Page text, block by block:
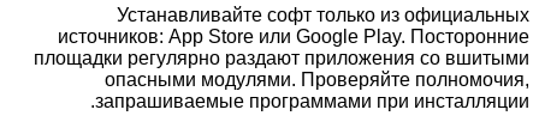
Устанавливайте софт только из официальных
источников: App Store или Google Play. Посторонние
площадки регулярно раздают приложения со вшитыми
опасными модулями. Проверяйте полномочия,
запрашиваемые программами при инсталляции.